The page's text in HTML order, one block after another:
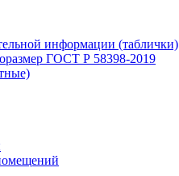
информации (таблички)
ГОСТ Р 58398-2019